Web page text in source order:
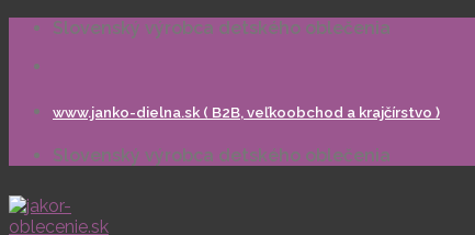
Skip
content
Slovenský výrobca detského oblečenia
www.janko-dielna.sk ( B2B, veľkoobchod a krajčírstvo )
Slovenský výrobca detského oblečenia